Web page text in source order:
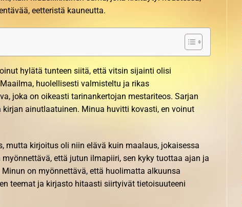
eetteristä kauneutta.
hylätä tunteen siitä, että vitsin sijainti olisi
huolellisesti valmisteltu ja rikas
joka on oikeasti tarinankertojan mestariteos. Sarjan
ainutlaatuinen. Minua huvitti kovasti, en voinut
mutta kirjoitus oli niin elävä kuin maalaus, jokaisessa
että jutun ilmapiiri, sen kyky tuottaa ajan ja
on myönnettävä, että huolimatta alkuunsa
teemat ja kirjasto hitaasti siirtyivät tietoisuuteeni